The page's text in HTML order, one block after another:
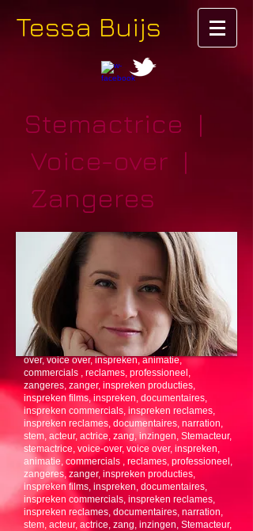
Tessa Buijs
Stemactrice |
Voice-over |
Zangeres
Stemacteur, stemactrice, voice-over, voice over,
inspreken, animatie, commercials , reclames,
professioneel, zangeres, zanger, inspreken
producties, inspreken films, inspreken,
documentaires, inspreken commercials,
inspreken reclames, inspreken reclames,
documentaires, narration, stem, acteur, actrice,
zang, inzingen, Stemacteur, stemactrice, voice-
over, voice over, inspreken, animatie,
commercials , reclames, professioneel,
zangeres, zanger, inspreken producties,
inspreken films , inspreken, documentaires,
inspreken commercials, inspreken reclames,
inspreken reclames, documentaires, narration,
stem, acteur, actrice, zang, inzingen, Stemacteur,
stemactrice, voice-over, voice over, inspreken,
animatie, commercials , reclames, professioneel,
zangeres, zanger, inspreken producties,
inspreken films, inspreken, documentaires,
inspreken commercials, inspreken reclames,
inspreken reclames, documentaires, narration,
stem, acteur, actrice, zang, inzingen, Stemacteur,